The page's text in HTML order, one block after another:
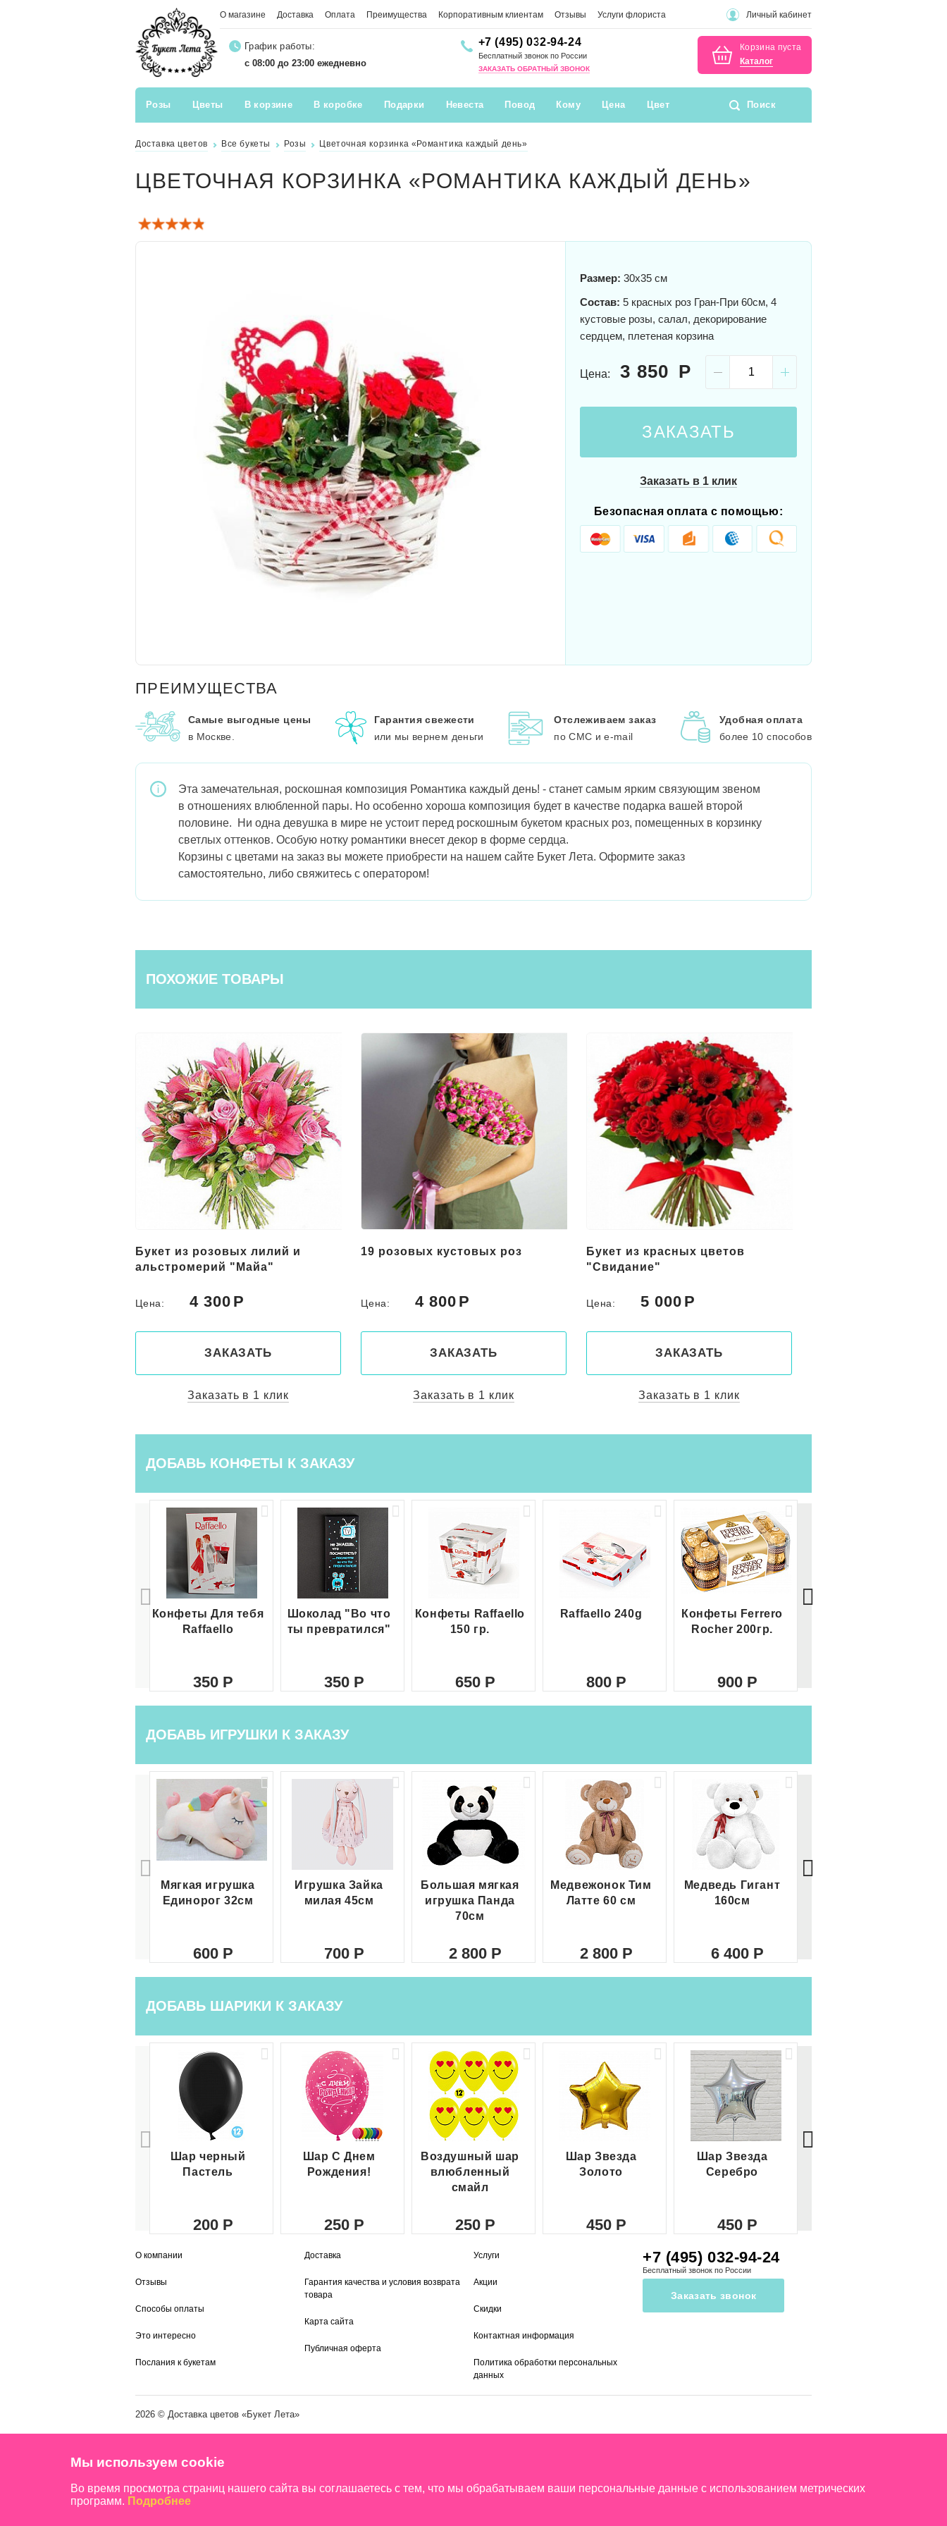
О магазине Доставка Оплата Преимущества Корпоративным клиентам Отзывы Услуги флориста Личный кабинет
График работы:
с 08:00 до 23:00 ежедневно
+7 (495) 032-94-24
Бесплатный звонок по России
ЗАКАЗАТЬ ОБРАТНЫЙ ЗВОНОК
Корзина пуста
Каталог
Розы Цветы В корзине В коробке Подарки Невеста Повод Кому Цена Цвет Поиск
Доставка цветов Все букеты Розы Цветочная корзинка «Романтика каждый день»
ЦВЕТОЧНАЯ КОРЗИНКА «РОМАНТИКА КАЖДЫЙ ДЕНЬ»
Размер: 30x35 см
Состав: 5 красных роз Гран-При 60см, 4
кустовые розы, салал, декорирование
сердцем, плетеная корзина
Цена: 3 850
ЗАКАЗАТЬ
Заказать в 1 клик
Безопасная оплата с помощью:
ПРЕИМУЩЕСТВА
Самые выгодные цены
в Москве.
Гарантия свежести
или мы вернем деньги
Отслеживаем заказ
по СМС и e-mail
Удобная оплата
более 10 способов
Эта замечательная, роскошная композиция Романтика каждый день! - станет самым ярким связующим звеном
в отношениях влюбленной пары. Но особенно хороша композиция будет в качестве подарка вашей второй
половине. Ни одна девушка в мире не устоит перед роскошным букетом красных роз, помещенных в корзинку
светлых оттенков. Особую нотку романтики внесет декор в форме сердца.
Корзины с цветами на заказ вы можете приобрести на нашем сайте Букет Лета. Оформите заказ
самостоятельно, либо свяжитесь с оператором!
ПОХОЖИЕ ТОВАРЫ
19 розовых кустовых роз
Цена: 4 800
ЗАКАЗАТЬ
Заказать в 1 клик
Букет из красных цветов
Цена: 5 000
ЗАКАЗАТЬ
Заказать в 1 клик
Букет цветов в корзине
"Романс"
Цена: 5 150
ЗАКАЗАТЬ
Заказать в 1 клик
ДОБАВЬ КОНФЕТЫ К ЗАКАЗУ
Конфеты Для тебя
Raffaello
350
Шоколад "Во что
ты превратился"
350
Конфеты Raffaello
150 гр.
650
Raffaello 240g
800
Конфеты Ferrero
Rocher 200гр.
900
ДОБАВЬ ИГРУШКИ К ЗАКАЗУ
Мягкая игрушка
Единорог 32см
600
Игрушка Зайка
милая 45см
700
Большая мягкая
игрушка Панда
70см
2 800
Медвежонок Тим
Латте 60 см
2 800
Медведь Гигант
160см
6 400
ДОБАВЬ ШАРИКИ К ЗАКАЗУ
Шар черный
Пастель
200
Шар С Днем
Рождения!
250
Воздушный шар
влюбленный
смайл
250
Шар Звезда
Золото
450
Шар Звезда
Серебро
450
О компании
Отзывы
Способы оплаты
Это интересно
Послания к букетам
Доставка
Гарантия качества и условия возврата
товара
Карта сайта
Публичная оферта
Услуги
Акции
Скидки
Контактная информация
Политика обработки персональных
данных
+7 (495) 032-94-24
Бесплатный звонок по России
Заказать звонок
2026 © Доставка цветов «Букет Лета»
Мы используем cookie
Во время просмотра страниц нашего сайта вы соглашаетесь с тем, что мы обрабатываем ваши персональные данные с использованием метрических
программ. Подробнее